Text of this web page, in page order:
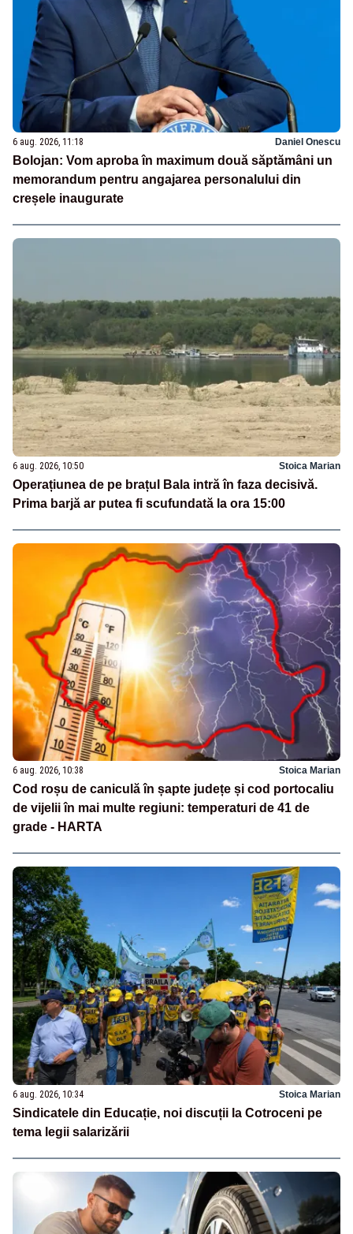
6 aug. 2026, 11:18 Daniel Onescu
Bolojan: Vom aproba în maximum două săptămâni un
memorandum pentru angajarea personalului din
creșele inaugurate
6 aug. 2026, 10:50 Stoica Marian
Operațiunea de pe brațul Bala intră în faza decisivă.
Prima barjă ar putea fi scufundată la ora 15:00
6 aug. 2026, 10:38 Stoica Marian
Cod roșu de caniculă în șapte județe și cod portocaliu
de vijelii în mai multe regiuni: temperaturi de 41 de
grade - HARTA
6 aug. 2026, 10:34 Stoica Marian
Sindicatele din Educație, noi discuții la Cotroceni pe
tema legii salarizării